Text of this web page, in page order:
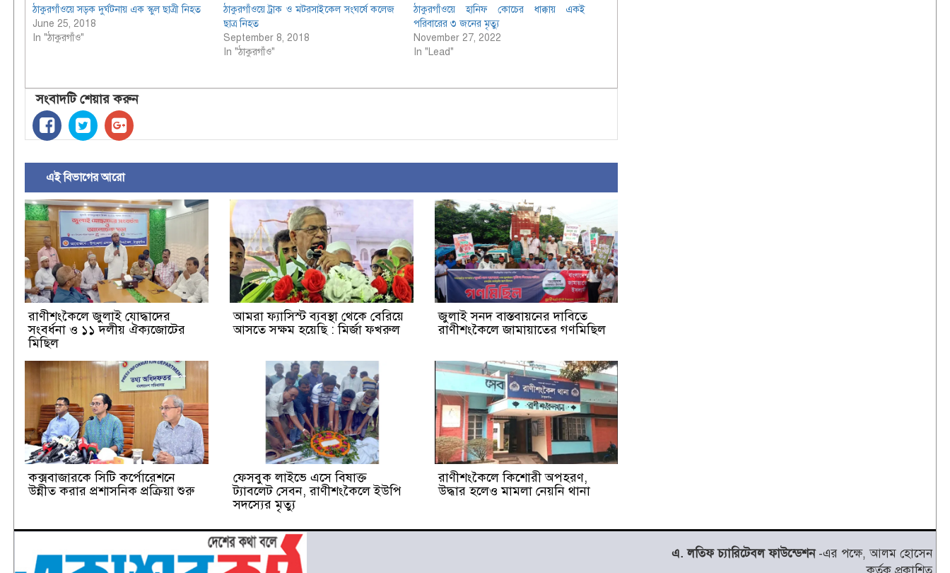
ঠাকুরগাঁওয়ে সড়ক দুর্ঘটনায় এক স্কুল ছাত্রী নিহত
June 25, 2018
In "ঠাকুরগাঁও"
ঠাকুরগাঁওয়ে ট্রাক ও মটরসাইকেল সংঘর্ষে কলেজ
ছাত্র নিহত
September 8, 2018
In "ঠাকুরগাঁও"
ঠাকুরগাঁওয়ে হানিফ কোচের ধাক্কায় একই
পরিবারের ৩ জনের মৃত্যু
November 27, 2022
In "Lead"
সংবাদটি শেয়ার করুন
এই বিভাগের আরো
রাণীশংকৈলে জুলাই যোদ্ধাদের
সংবর্ধনা ও ১১ দলীয় ঐক্যজোটের
মিছিল
আমরা ফ্যাসিস্ট ব্যবস্থা থেকে বেরিয়ে
আসতে সক্ষম হয়েছি : মির্জা ফখরুল
জুলাই সনদ বাস্তবায়নের দাবিতে
রাণীশংকৈলে জামায়াতের গণমিছিল
কক্সবাজারকে সিটি কর্পোরেশনে
উন্নীত করার প্রশাসনিক প্রক্রিয়া শুরু
ফেসবুক লাইভে এসে বিষাক্ত
ট্যাবলেট সেবন, রাণীশংকৈলে ইউপি
সদস্যের মৃত্যু
রাণীশংকৈলে কিশোরী অপহরণ,
উদ্ধার হলেও মামলা নেয়নি থানা
এ. লতিফ চ্যারিটেবল ফাউন্ডেশন-এর পক্ষে, আলম হোসেন